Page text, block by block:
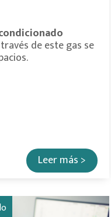
de este gas se
Leer más >